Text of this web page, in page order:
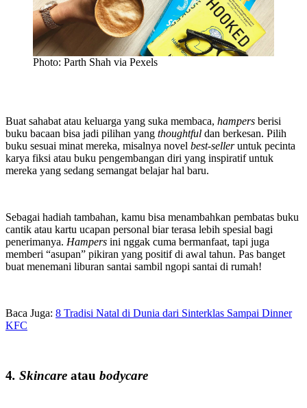
Photo: Parth Shah via Pexels
Buat sahabat atau keluarga yang suka membaca, hampers berisi
buku bacaan bisa jadi pilihan yang thoughtful dan berkesan. Pilih
buku sesuai minat mereka, misalnya novel best-selleruntuk pecinta
karya fiksi atau buku pengembangan diri yang inspiratif untuk
mereka yang sedang semangat belajar hal baru.
Sebagai hadiah tambahan, kamu bisa menambahkan pembatas buku
cantik atau kartu ucapan personal biar terasa lebih spesial bagi
penerimanya. Hampers ini nggak cuma bermanfaat, tapi juga
memberi “asupan” pikiran yang positif di awal tahun. Pas banget
buat menemani liburan santai sambil ngopi santai di rumah!
Baca Juga: 8 Tradisi Natal di Dunia dari Sinterklas Sampai Dinner
KFC
4. Skincare atau bodycare